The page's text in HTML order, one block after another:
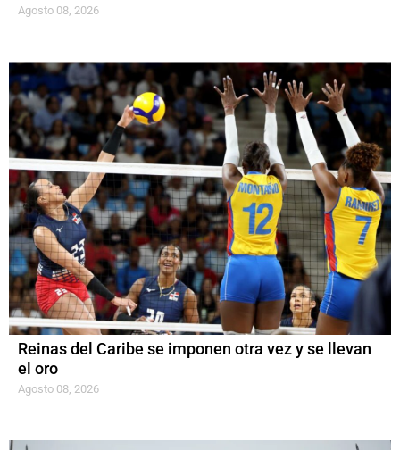
Agosto 08, 2026
Reinas del Caribe se imponen otra vez y se llevan
el oro
Agosto 08, 2026